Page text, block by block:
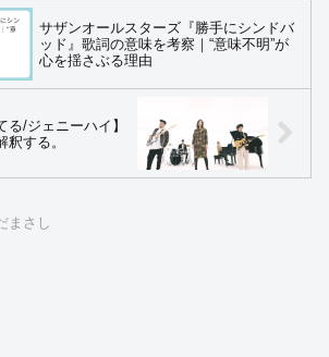
サザンオールスターズ『勝手にシンドバ
ッド』歌詞の意味を考察｜“意味不明”が
心を揺さぶる理由
る/ジェニーハイ】
する。
まさし